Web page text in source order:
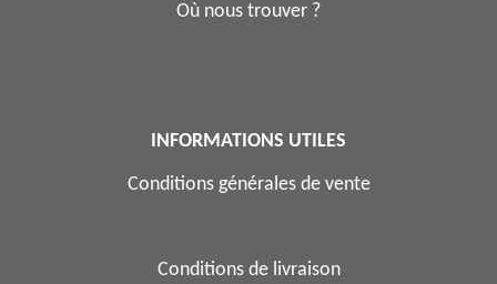
Où nous trouver ?
INFORMATIONS UTILES
Conditions générales de vente
Conditions de livraison